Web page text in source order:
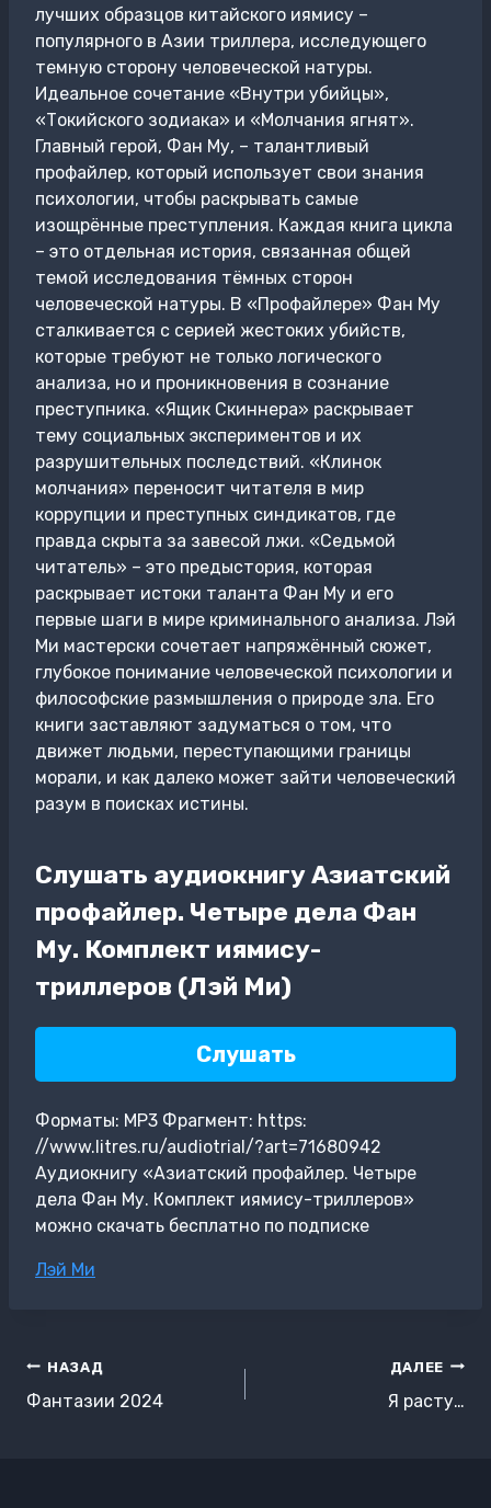
лучших образцов китайского иямису –
популярного в Азии триллера, исследующего
темную сторону человеческой натуры.
Идеальное сочетание «Внутри убийцы»,
«Токийского зодиака» и «Молчания ягнят».
Главный герой, Фан Му, – талантливый
профайлер, который использует свои знания
психологии, чтобы раскрывать самые
изощрённые преступления. Каждая книга цикла
– это отдельная история, связанная общей
темой исследования тёмных сторон
человеческой натуры. В «Профайлере» Фан Му
сталкивается с серией жестоких убийств,
которые требуют не только логического
анализа, но и проникновения в сознание
преступника. «Ящик Скиннера» раскрывает
тему социальных экспериментов и их
разрушительных последствий. «Клинок
молчания» переносит читателя в мир
коррупции и преступных синдикатов, где
правда скрыта за завесой лжи. «Седьмой
читатель» – это предыстория, которая
раскрывает истоки таланта Фан Му и его
первые шаги в мире криминального анализа. Лэй
Ми мастерски сочетает напряжённый сюжет,
глубокое понимание человеческой психологии и
философские размышления о природе зла. Его
книги заставляют задуматься о том, что
движет людьми, переступающими границы
морали, и как далеко может зайти человеческий
разум в поисках истины.
Слушать аудиокнигу Азиатский
профайлер. Четыре дела Фан
Му. Комплект иямису-
триллеров (Лэй Ми)
Слушать
Форматы: MP3 Фрагмент: https:
//www.litres.ru/audiotrial/?art=71680942
Аудиокнигу «Азиатский профайлер. Четыре
дела Фан Му. Комплект иямису-триллеров»
можно скачать бесплатно по подписке
Метки
Лэй Ми
Навигация
по
НАЗАД
Фантазии 2024
ДАЛЕЕ
Я расту…